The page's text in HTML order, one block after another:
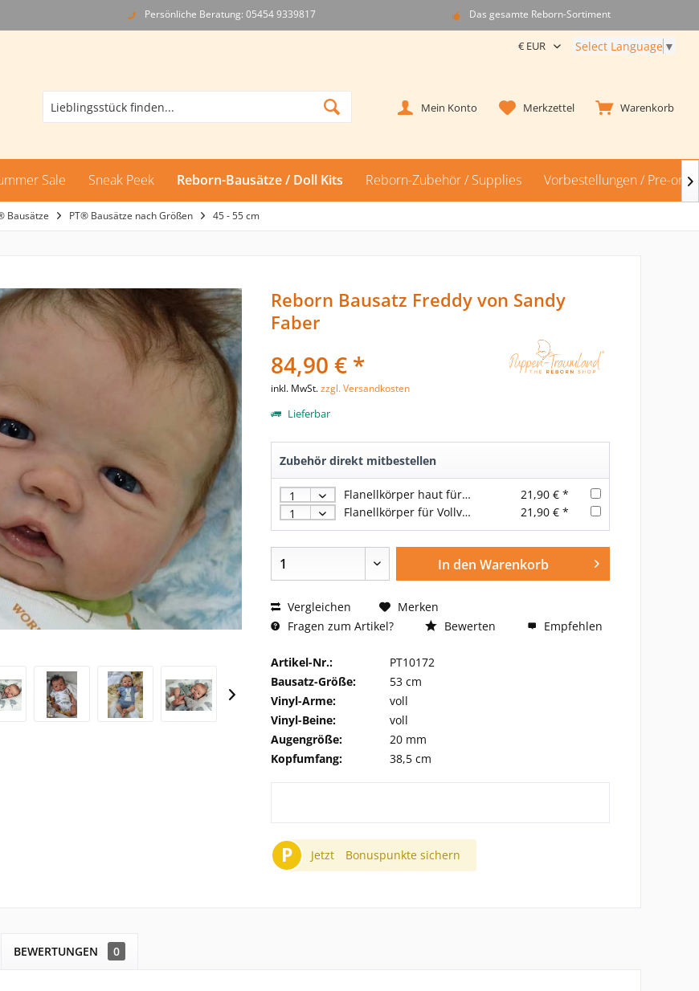
Persönliche Beratung: 05454 9339817 Das gesamte Reborn-Sortiment
Select Language ▼
Warenkorb
Merkzettel
Mein Konto
Sale Sneak Peek Reborn-Bausätze / Doll Kits Reborn-Zubehör / Supplies Vorbestellungen / Pre- 
Bausätze PT® Bausätze nach Größen 45 - 55 cm
Reborn Bausatz Freddy von Sandy
Faber
84,90 € *
inkl. MwSt.zzgl. Versandkosten
Lieferbar
Zubehör direkt mitbestellen
Flanellkörper haut für Vollvinyl-Puppen mit Gelenken 21 inch /53 cm
21,90 € *
Flanellkörper für Vollvinyl-Puppen mit Gelenken 21 inch/53 cm
21,90 € *
In den Warenkorb
Vergleichen
Merken
Fragen zum Artikel?
Bewerten Empfehlen
Artikel-Nr.:
PT10172
Bausatz-Größe:
53 cm
Vinyl-Arme:
voll
Vinyl-Beine:
voll
Augengröße:
20 mm
Kopfumfang:
38,5 cm
P Jetzt Bonuspunkte sichern
BEWERTUNGEN 0